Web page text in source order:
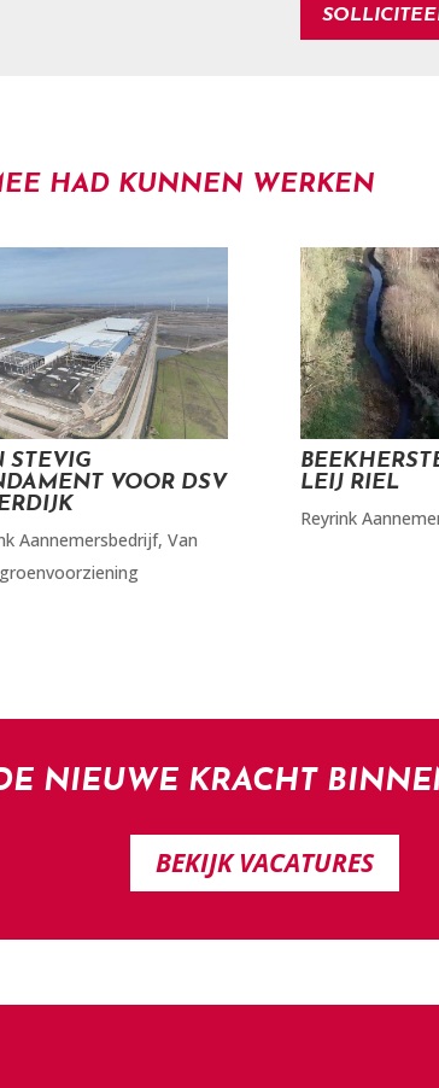
HAD KUNNEN WERKEN
STEVIG
VOOR DSV
Aannemersbedrijf, Van
LEIJ RIEL
Reyrink
NIEUWE KRACHT
BEKIJK VACATURES